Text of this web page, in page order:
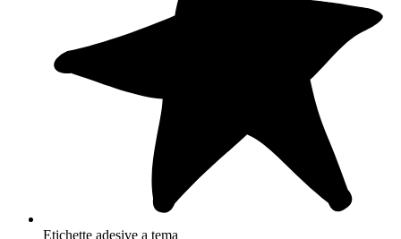
Etichette adesive a tema